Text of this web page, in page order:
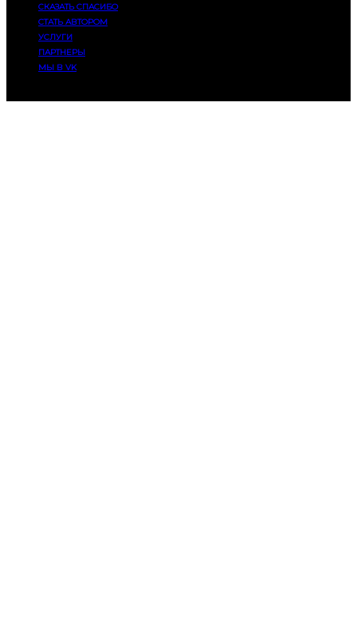
СКАЗАТЬ СПАСИБО
СТАТЬ АВТОРОМ
УСЛУГИ
ПАРТНЕРЫ
МЫ В VK